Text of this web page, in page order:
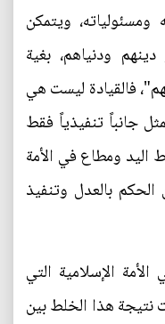
ويتمكن
ودنياهم، بغية
فالقيادة ليست هي
جانباً تنفيذياً فقط
اليد ومطاع في الأمة
بالعدل وتنفيذ
الإسلامية التي
هذا الخلط بين